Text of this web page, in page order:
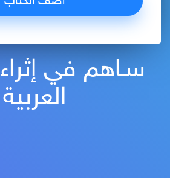
سـاهم في
العربية